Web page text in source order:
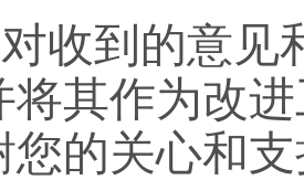
收到的意见
将其作为改
您的关心和